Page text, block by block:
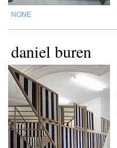
NONE
daniel buren